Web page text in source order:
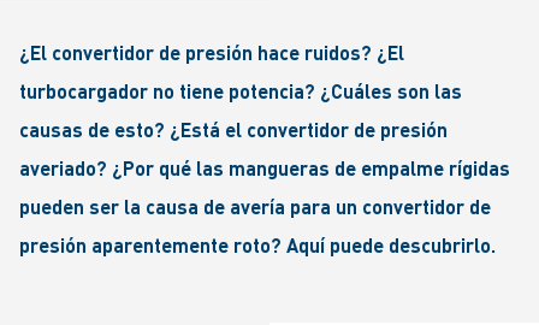
¿El convertidor de presión hace ruidos? ¿El
turbocargador no tiene potencia? ¿Cuáles son las
causas de esto? ¿Está el convertidor de presión
averiado? ¿Por qué las mangueras de empalme rígidas
pueden ser la causa de avería para un convertidor de
presión aparentemente roto? Aquí puede descubrirlo.